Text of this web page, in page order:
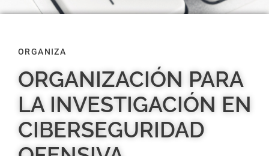
ORGANIZA
ORGANIZACIÓN PARA
LA INVESTIGACIÓN EN
CIBERSEGURIDAD